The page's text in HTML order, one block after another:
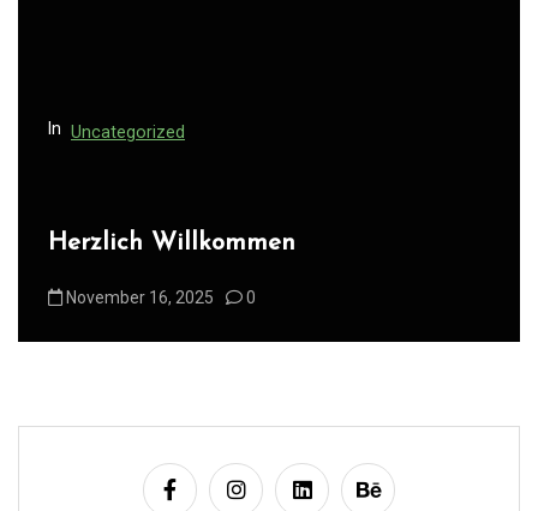
In Uncategorized
Herzlich Willkommen
November 16, 2025 0